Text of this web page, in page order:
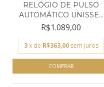
RELÓGIO DE PULSO
AUTOMÁTICO UNISSEX
ORIE...
R$1.089,00
3 x de R$363,00 sem juros